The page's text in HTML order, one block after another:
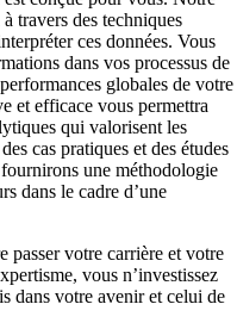
travers des techniques
ces données. Vous
dans vos processus de
globales de votre
et efficace vous permettra
qui valorisent les
cas pratiques et des études
une méthodologie
dans le cadre d’une
passer votre carrière et votre
vous n’investissez
dans votre avenir et celui de